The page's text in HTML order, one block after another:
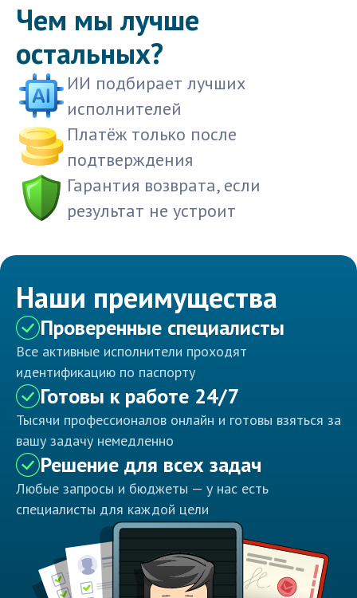
Чем мы лучше
остальных?
ИИ подбирает лучших
исполнителей
Платёж только после
подтверждения
Гарантия возврата, если
результат не устроит
Наши преимущества
Проверенные специалисты
Все активные исполнители проходят
идентификацию по паспорту
Готовы к работе 24/7
Тысячи профессионалов онлайн и готовы взяться за
вашу задачу немедленно
Решение для всех задач
Любые запросы и бюджеты — у нас есть
специалисты для каждой цели